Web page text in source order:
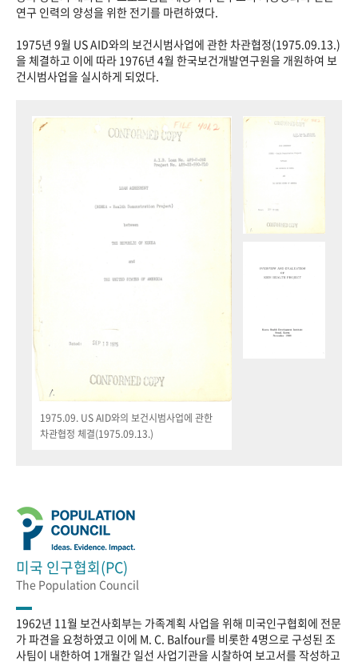
연구 인력의 양성을 위한 전기를 마련하였다.
1975년 9월 US AID와의 보건시범사업에 관한 차관협정(1975.09.13.)
을 체결하고 이에 따라 1976년 4월 한국보건개발연구원을 개원하여 보
건시범사업을 실시하게 되었다.
1975.09. US AID와의 보건시범사업에 관한
차관협정 체결(1975.09.13.)
미국 인구협회(PC)
The Population Council
1962년 11월 보건사회부는 가족계획 사업을 위해 미국인구협회에 전문
가 파견을 요청하였고 이에 M. C. Balfour를 비롯한 4명으로 구성된 조
사팀이 내한하여 1개월간 일선 사업기관을 시찰하여 보고서를 작성하고